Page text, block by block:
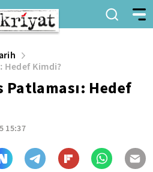
Hedef Kimdi?
Patlaması: Hedef
15:37